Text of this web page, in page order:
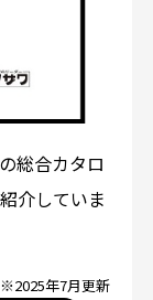
総合カタロ
介していま
※2025年7月更新